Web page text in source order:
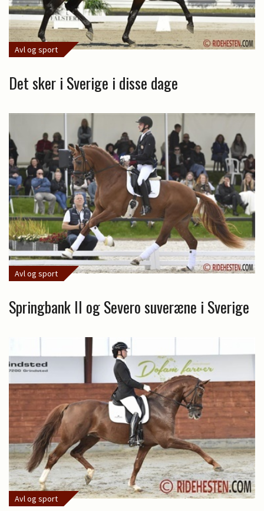
Avl og sport
Det sker i Sverige i disse dage
Avl og sport
Springbank II og Severo suveræne i Sverige
Avl og sport